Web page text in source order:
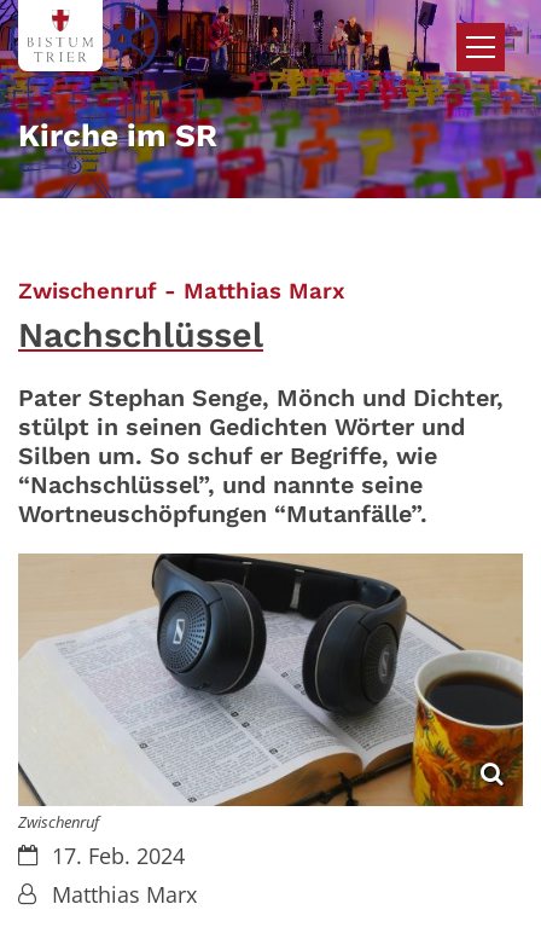
Zum Inhalt springen
Kirche im SR
Zwischenruf - Matthias Marx
Nachschlüssel
Pater Stephan Senge, Mönch und Dichter,
stülpt in seinen Gedichten Wörter und
Silben um. So schuf er Begriffe, wie
“Nachschlüssel”, und nannte seine
Wortneuschöpfungen “Mutanfälle”.
Zwischenruf
Datum:17. Feb. 2024
Von:Matthias Marx